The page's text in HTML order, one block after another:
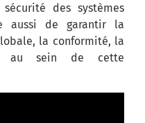
des systèmes
aussi de garantir la
la conformité, la
au sein de cette